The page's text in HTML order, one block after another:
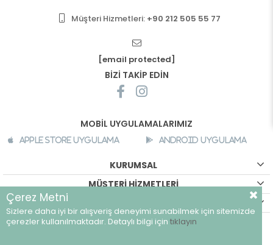
Müşteri Hizmetleri: +90 212 505 55 77
[email protected]
BİZİ TAKİP EDİN
MOBİL UYGULAMALARIMIZ
Apple Store Uygulama Android Uygulama
KURUMSAL
MÜŞTERİ HİZMETLERİ
©breeze.com.tr - Tüm hakları saklıdır.
Çerez Metni
Sizlere daha iyi bir alışveriş deneyimi sunabilmek için sitemizde
çerezler kullanılmaktadır. Detaylı bilgi için tıklayın